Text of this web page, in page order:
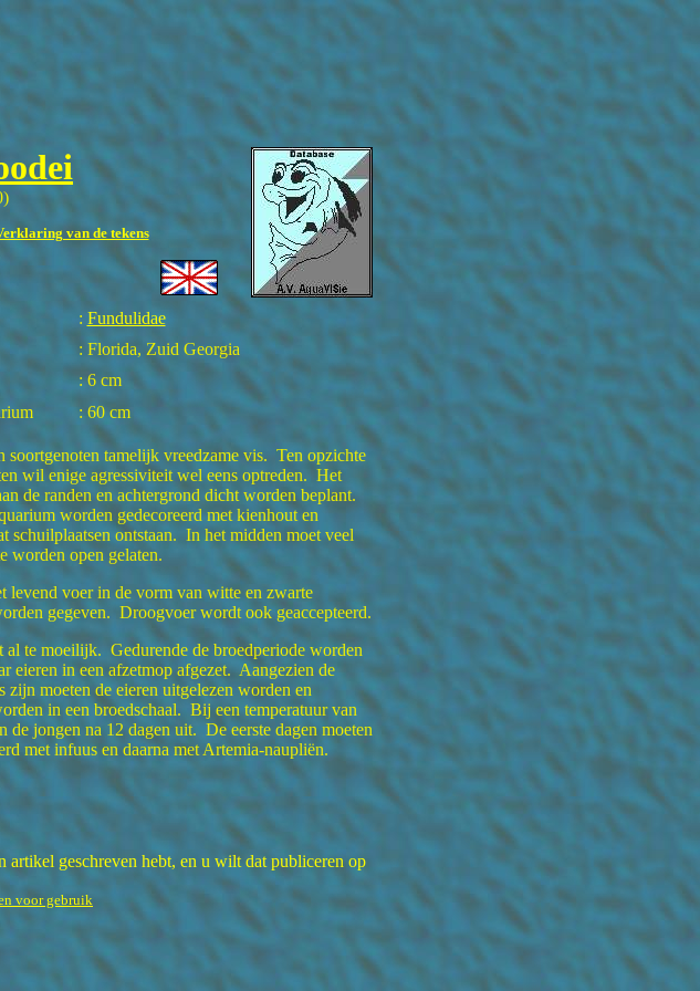
van de tekens
: Fundulidae
: Florida, Zuid Georgia
: 6 cm
: 60 cm
soortgenoten tamelijk vreedzame vis. Ten opzichte
wil enige agressiviteit wel eens optreden. Het
de randen en achtergrond dicht worden beplant.
worden gedecoreerd met kienhout en
schuilplaatsen ontstaan. In het midden moet veel
worden open gelaten.
levend voer in de vorm van witte en zwarte
gegeven. Droogvoer wordt ook geaccepteerd.
al te moeilijk. Gedurende de broedperiode worden
eieren in een afzetmop afgezet. Aangezien de
zijn moeten de eieren uitgelezen worden en
in een broedschaal. Bij een temperatuur van
de jongen na 12 dagen uit. De eerste dagen moeten
met infuus en daarna met Artemia-naupliën.
artikel geschreven hebt, en u wilt dat publiceren op
voor gebruik